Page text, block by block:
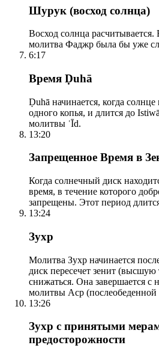
Шурук (восход солнца)
Восход солнца
молитва Фаджр была бы уже
6:17
Время Ḍuhā
Ḍuhā начинается, когда
одного копья, и длится до
молитвы ʿĪd.
13:20
Запрещенное Время в
Когда солнечный диск
время, в течение которого
запрещены. Этот период
13:24
Зухр
Молитва Зухр начинается
диск пересечет зенит (высшую
снижаться. Она завершается с
молитвы Аср
13:26
Зухр с принятыми
предосторожности